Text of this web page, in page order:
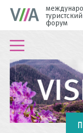
туристский
форум